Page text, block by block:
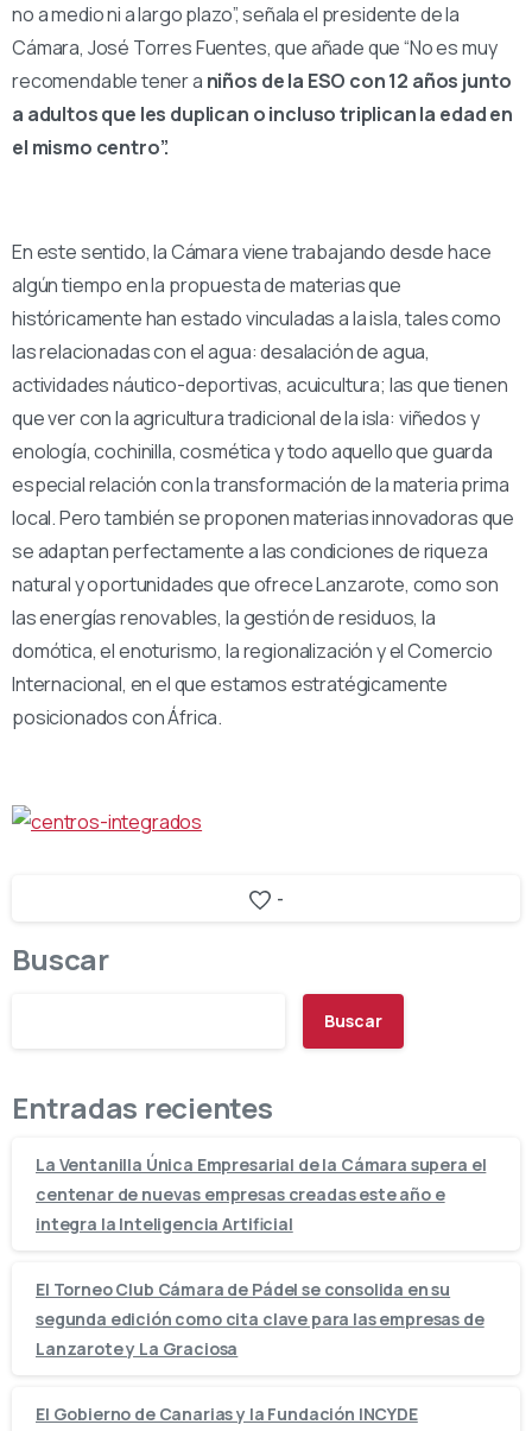
no a medio ni a largo plazo”, señala el presidente de la
Cámara, José Torres Fuentes, que añade que “No es muy
recomendable tener a niños de la ESO con 12 años junto
a adultos que les duplican o incluso triplican la edad en
el mismo centro”.
En este sentido, la Cámara viene trabajando desde hace
algún tiempo en la propuesta de materias que
históricamente han estado vinculadas a la isla, tales como
las relacionadas con el agua: desalación de agua,
actividades náutico-deportivas, acuicultura; las que tienen
que ver con la agricultura tradicional de la isla: viñedos y
enología, cochinilla, cosmética y todo aquello que guarda
especial relación con la transformación de la materia prima
local. Pero también se proponen materias innovadoras que
se adaptan perfectamente a las condiciones de riqueza
natural y oportunidades que ofrece Lanzarote, como son
las energías renovables, la gestión de residuos, la
domótica, el enoturismo, la regionalización y el Comercio
Internacional, en el que estamos estratégicamente
posicionados con África.
-
Buscar
Buscar
Entradas recientes
La Ventanilla Única Empresarial de la Cámara supera el
centenar de nuevas empresas creadas este año e
integra la Inteligencia Artificial
El Torneo Club Cámara de Pádel se consolida en su
segunda edición como cita clave para las empresas de
Lanzarote y La Graciosa
El Gobierno de Canarias y la Fundación INCYDE